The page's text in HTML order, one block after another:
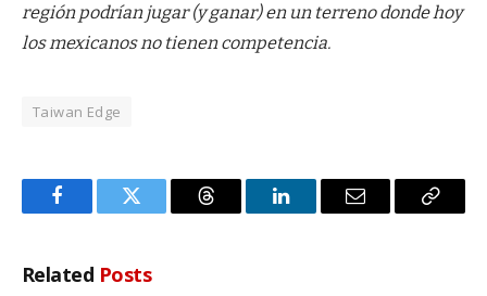
región podrían jugar (y ganar) en un terreno donde hoy
los mexicanos no tienen competencia.
Taiwan Edge
FacebookTwitter Threads LinkedInEmail
Copy
Related Posts